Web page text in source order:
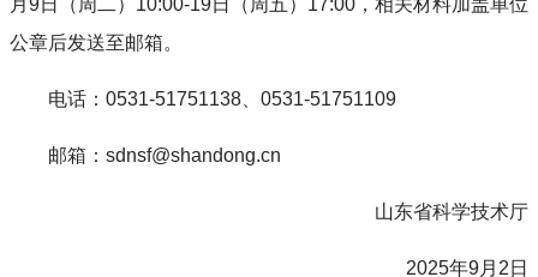
公章后发送至邮箱。
电话：0531-51751138、0531-51751109
邮箱：sdnsf@shandong.cn
山东省科学技术厅
2025年9月2日